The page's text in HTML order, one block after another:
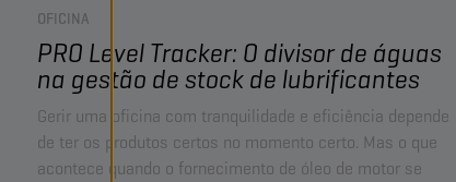
OFICINA
PRO Level Tracker: O divisor de águas
na gestão de stock de lubrificantes
Gerir uma oficina com tranquilidade e eficiência depende
de ter os produtos certos no momento certo. Mas o que
acontece quando o fornecimento de óleo de motor se